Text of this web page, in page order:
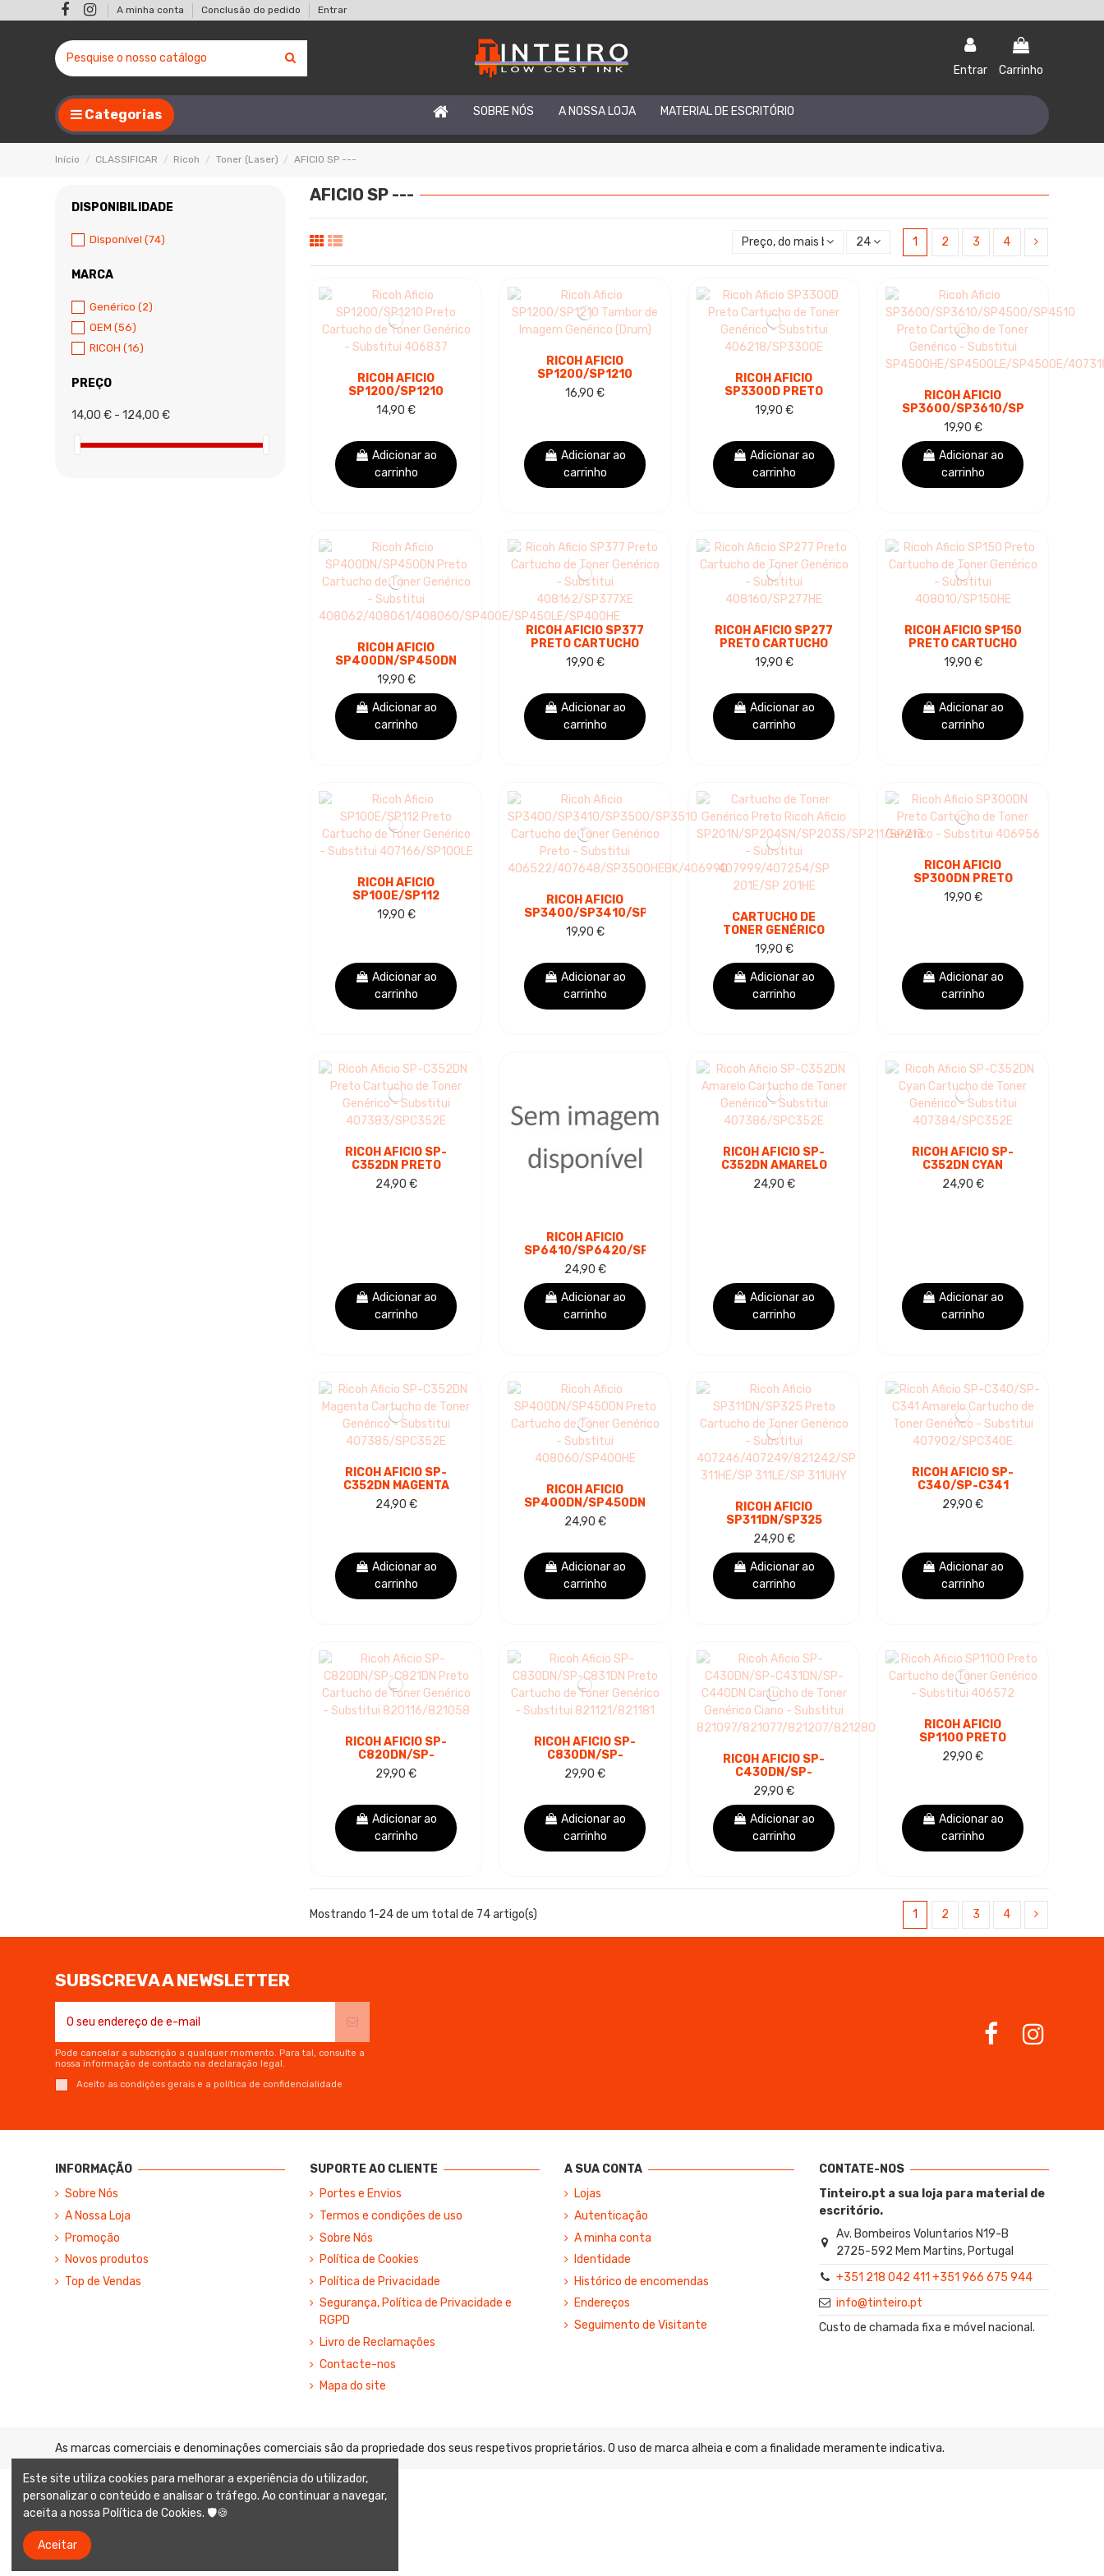
A minha conta Conclusão do pedido Entrar
Entrar Carrinho
Categorias SOBRE NÓS A NOSSA LOJA MATERIAL DE ESCRITÓRIO
Início CLASSIFICAR Ricoh Toner (Laser) AFICIO SP ---
AFICIO SP ---
Preço, do mais baixo ao mais alto
24 1 2 3 4
RICOH AFICIO
SP1200/SP1210
PRETO CARTUCHO
DE TONER GENÉRICO
406837
14,90 €
Adicionar ao
carrinho
RICOH AFICIO
SP1200/SP1210
TAMBOR DE IMAGEM
GENÉRICO (DRUM)
16,90 €
Adicionar ao
carrinho
RICOH AFICIO
SP3300D PRETO
CARTUCHO DE
TONER GENÉRICO -
406218/SP3300E
19,90 €
Adicionar ao
carrinho
RICOH AFICIO
SP3600/SP3610/SP4500/
PRETO CARTUCHO
DE TONER GENÉRICO
- SUBSTITUI...
19,90 €
Adicionar ao
carrinho
RICOH AFICIO
SP400DN/SP450DN
PRETO CARTUCHO
DE TONER GENÉRICO
- SUBSTITUI...
19,90 €
Adicionar ao
carrinho
RICOH AFICIO SP377
PRETO CARTUCHO
DE TONER GENÉRICO
- SUBSTITUI
19,90 €
Adicionar ao
carrinho
RICOH AFICIO SP277
PRETO CARTUCHO
DE TONER GENÉRICO
- SUBSTITUI
19,90 €
Adicionar ao
carrinho
RICOH AFICIO SP150
PRETO CARTUCHO
DE TONER GENÉRICO
- SUBSTITUI
19,90 €
Adicionar ao
carrinho
RICOH AFICIO
SP100E/SP112
PRETO CARTUCHO
DE TONER GENÉRICO
19,90 €
Adicionar ao
carrinho
RICOH AFICIO
SP3400/SP3410/SP3500/SP3510
CARTUCHO DE
TONER GENÉRICO
SUBSTITUI...
19,90 €
Adicionar ao
carrinho
CARTUCHO DE
TONER GENÉRICO
PRETO RICOH AFICIO
SP201N/SP204SN/SP203S/SP211/SP213
-...
19,90 €
Adicionar ao
carrinho
RICOH AFICIO
SP300DN PRETO
CARTUCHO DE
TONER GENÉRICO -
19,90 €
Adicionar ao
carrinho
RICOH AFICIO SP-
C352DN PRETO
CARTUCHO DE
TONER GENÉRICO -
24,90 €
Adicionar ao
carrinho
RICOH AFICIO
SP6410/SP6420/SP6430/SP6440/SP6450
CARTUCHO DE
TONER GENÉRICO
PRETO -...
24,90 €
Adicionar ao
carrinho
RICOH AFICIO SP-
C352DN AMARELO
CARTUCHO DE
TONER GENÉRICO -
24,90 €
Adicionar ao
carrinho
RICOH AFICIO SP-
C352DN CYAN
CARTUCHO DE
TONER GENÉRICO -
24,90 €
Adicionar ao
carrinho
RICOH AFICIO SP-
C352DN MAGENTA
CARTUCHO DE
TONER GENÉRICO -
24,90 €
Adicionar ao
carrinho
RICOH AFICIO
SP400DN/SP450DN
PRETO CARTUCHO
DE TONER GENÉRICO
408060/SP400HE
24,90 €
Adicionar ao
carrinho
RICOH AFICIO
SP311DN/SP325
PRETO CARTUCHO
DE TONER GENÉRICO
- SUBSTITUI...
24,90 €
Adicionar ao
carrinho
RICOH AFICIO SP-
C340/SP-C341
AMARELO
CARTUCHO DE
407902/SPC340E
29,90 €
Adicionar ao
carrinho
RICOH AFICIO SP-
C820DN/SP-
C821DN PRETO
CARTUCHO DE
SUBSTITUI...
29,90 €
Adicionar ao
carrinho
RICOH AFICIO SP-
C830DN/SP-
C831DN PRETO
CARTUCHO DE
SUBSTITUI...
29,90 €
Adicionar ao
carrinho
RICOH AFICIO SP-
C430DN/SP-
C431DN/SP-
C440DN CARTUCHO
DE TONER GENÉRICO
CIANO - SUBSTITUI...
29,90 €
Adicionar ao
carrinho
RICOH AFICIO
SP1100 PRETO
CARTUCHO DE
TONER GENÉRICO -
29,90 €
Adicionar ao
carrinho
Mostrando 1-24 de um total de 74 artigo(s) 1 2 3 4
DISPONIBILIDADE
Disponível (74)
MARCA
Genérico (2)
OEM (56)
RICOH (16)
PREÇO
14,00 € - 124,00 €
SUBSCREVA A NEWSLETTER
Pode cancelar a subscrição a qualquer momento. Para tal, consulte a
nossa informação de contacto na declaração legal.
Aceito as condições gerais e a política de confidencialidade
INFORMAÇÃO
Sobre Nós
A Nossa Loja
Promoção
Novos produtos
Top de Vendas
SUPORTE AO CLIENTE
Portes e Envios
Termos e condições de uso
Sobre Nós
Política de Cookies
Política de Privacidade
Segurança, Política de Privacidade e
RGPD
Livro de Reclamações
Contacte-nos
Mapa do site
A SUA CONTA
Lojas
Autenticação
A minha conta
Identidade
Histórico de encomendas
Endereços
Seguimento de Visitante
CONTATE-NOS
Tinteiro.pt a sua loja para material de
escritório.
Av. Bombeiros Voluntarios N19-B
2725-592 Mem Martins, Portugal
+351 218 042 411 +351 966 675 944
info@tinteiro.pt
Custo de chamada fixa e móvel nacional.
As marcas comerciais e denominações comerciais são da propriedade dos seus respetivos proprietários. O uso de marca alheia e com a finalidade meramente indicativa.
Este site utiliza cookies para melhorar a experiência do utilizador,
personalizar o conteúdo e analisar o tráfego. Ao continuar a navegar,
aceita a nossa Política de Cookies. 🛡️🍪
Aceitar